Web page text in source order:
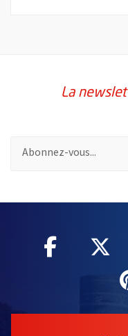
La
Facebook
, Ouvre